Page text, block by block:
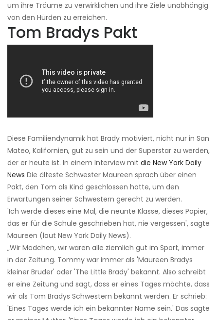
um ihre Träume zu verwirklichen und ihre Ziele unabhängig
von den Hürden zu erreichen.
Tom Bradys Pakt
Diese Familiendynamik hat Brady motiviert, nicht nur in San
Mateo, Kalifornien, gut zu sein und der Superstar zu werden,
der er heute ist. In einem Interview mit die New York Daily
News Die älteste Schwester Maureen sprach über einen
Pakt, den Tom als Kind geschlossen hatte, um den
Erwartungen seiner Schwestern gerecht zu werden.
'Ich werde dieses eine Mal, die neunte Klasse, dieses Papier,
das er für die Schule geschrieben hat, nie vergessen', sagte
Maureen (laut New York Daily News).
„Wir Mädchen, wir waren alle ziemlich gut im Sport, immer
in der Zeitung. Tommy war immer als 'Maureen Bradys
kleiner Bruder' oder 'The Little Brady' bekannt. Also schreibt
er eine Zeitung und sagt, dass er eines Tages möchte, dass
wir als Tom Bradys Schwestern bekannt werden. Er schrieb:
'Eines Tages werde ich ein bekannter Name sein.' Das sagte